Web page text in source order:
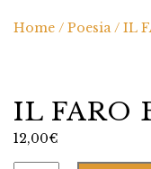
Home / Poesia/ IL
IL FARO
12,00€